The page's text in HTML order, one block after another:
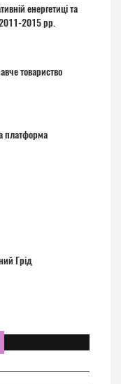
енергетиці та
2011-2015 рр.
товариство
платформа
Грід